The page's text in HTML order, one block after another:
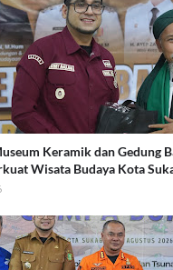
Keramik dan Gedung
Wisata Budaya Kota